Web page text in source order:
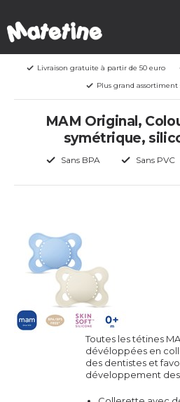
Livraison gratuite à partir de 50 euro
Plus grand
MAM Original,
symétrique,
Sans BPA Sans PVC
Toutes les tétines
dévéloppées en
des dentistes et
développement